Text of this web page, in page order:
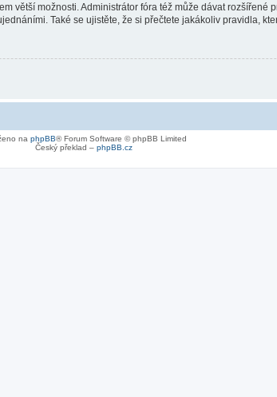
větší možnosti. Administrátor fóra též může dávat rozšířené
Také se ujistěte, že si přečtete jakákoliv pravidla,
na phpBB® Forum Software © phpBB Limited
Český překlad – phpBB.cz